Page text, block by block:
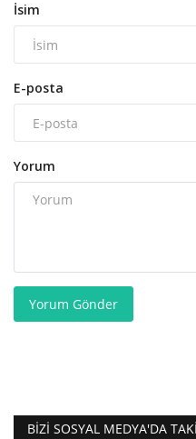
İsim
E-posta
Yorum
Yorum Gönder
BIZI SOSYAL MEDYA'DA